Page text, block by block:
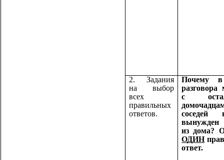
2. Задания
на выбор
всех
правильных
ответов.
Почему
разговора
с
соседей
вынужден
из дома?
ОДИН
ответ.